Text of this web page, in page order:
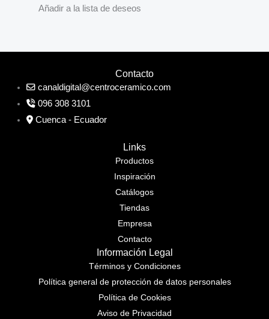
Añadir a la lista de deseos
Contacto
canaldigital@centroceramico.com
096 308 3101
Cuenca - Ecuador
Links
Productos
Inspiración
Catálogos
Tiendas
Empresa
Contacto
Información Legal
Términos y Condiciones
Política general de protección de datos personales
Política de Cookies
Aviso de Privacidad